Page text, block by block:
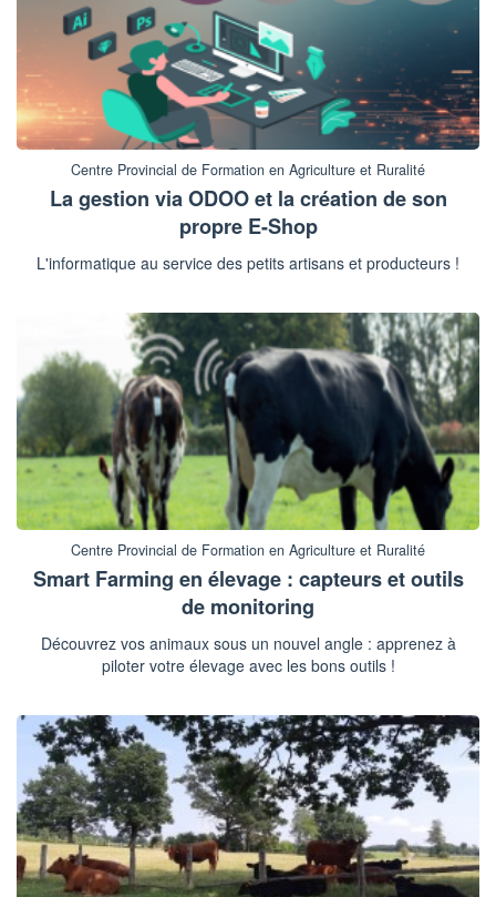
Centre Provincial de Formation en Agriculture et Ruralité
La gestion via ODOO et la création de son
propre E-Shop
L'informatique au service des petits artisans et producteurs !
Centre Provincial de Formation en Agriculture et Ruralité
Smart Farming en élevage : capteurs et outils
de monitoring
Découvrez vos animaux sous un nouvel angle : apprenez à
piloter votre élevage avec les bons outils !